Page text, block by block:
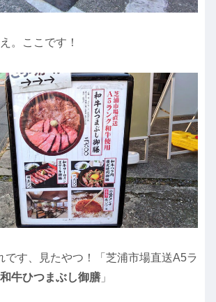
。ここです！
です、見たやつ！「芝浦市場直送A5ラ
和牛ひつまぶし御膳」